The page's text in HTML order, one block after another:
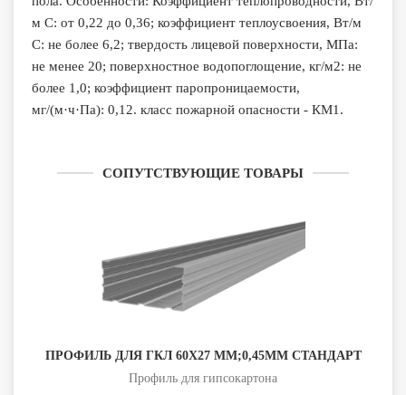
м С: от 0,22 до 0,36; коэффициент теплоусвоения, Вт/м
С: не более 6,2; твердость лицевой поверхности, МПа:
не менее 20; поверхностное водопоглощение, кг/м2: не
более 1,0; коэффициент паропроницаемости,
мг/(м·ч·Па): 0,12. класс пожарной опасности - КМ1.
СОПУТСТВУЮЩИЕ ТОВАРЫ
ПРОФИЛЬ ДЛЯ ГКЛ 60Х27 ММ;0,45ММ СТАНДАРТ
Профиль для гипсокартона